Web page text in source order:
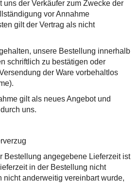
uns der Verkäufer zum Zwecke der
vor Annahme
gilt der Vertrag als nicht
unsere Bestellung innerhalb
schriftlich zu bestätigen oder
der Ware vorbehaltlos
gilt als neues Angebot und
uns.
Bestellung angegebene Lieferzeit ist
in der Bestellung nicht
nicht anderweitig vereinbart wurde,